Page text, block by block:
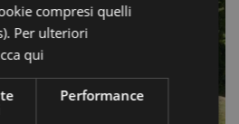
compresi quelli
Per ulteriori
qui
Performance